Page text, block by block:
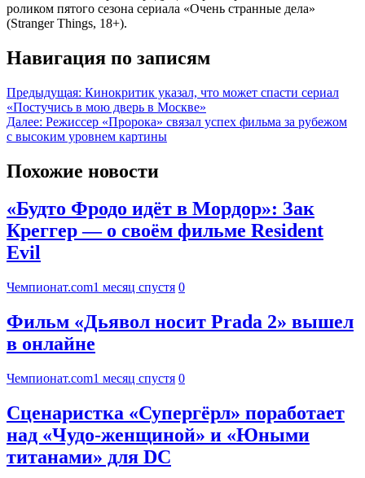
роликом пятого сезона сериала «Очень странные дела»
(Stranger Things, 18+).
Навигация по записям
Предыдущая: Кинокритик указал, что может спасти сериал
«Постучись в мою дверь в Москве»
Далее: Режиссер «Пророка» связал успех фильма за рубежом
с высоким уровнем картины
Похожие новости
«Будто Фродо идёт в Мордор»: Зак
Креггер — о своём фильме Resident
Evil
Чемпионат.com1 месяц спустя 0
Фильм «Дьявол носит Prada 2» вышел
в онлайне
Чемпионат.com1 месяц спустя 0
Сценаристка «Супергёрл» поработает
над «Чудо-женщиной» и «Юными
титанами» для DC